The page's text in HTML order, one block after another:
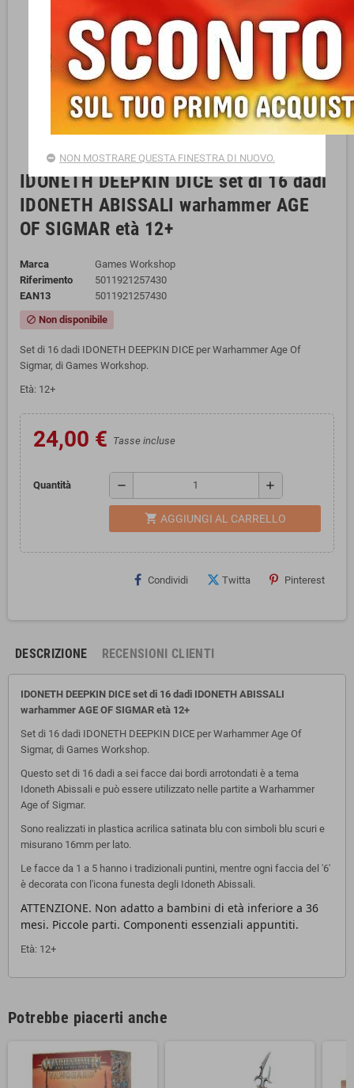
IDONETH DEEPKIN DICE set di 16 dadi
IDONETH ABISSALI warhammer AGE
OF SIGMAR età 12+
Marca
Games Workshop
Riferimento
5011921257430
EAN13
5011921257430
block Non disponibile
Set di 16 dadi IDONETH DEEPKIN DICE per Warhammer Age Of
Sigmar, di Games Workshop.
Età: 12+
24,00 € Tasse incluse
Quantità remove add
shopping_cart AGGIUNGI AL CARRELLO
Condividi Twitta Pinterest
DESCRIZIONE RECENSIONI CLIENTI
IDONETH DEEPKIN DICE set di 16 dadi IDONETH ABISSALI
warhammer AGE OF SIGMAR età 12+
Set di 16 dadi IDONETH DEEPKIN DICE per Warhammer Age Of
Sigmar, di Games Workshop.
Questo set di 16 dadi a sei facce dai bordi arrotondati è a tema
Idoneth Abissali e può essere utilizzato nelle partite a Warhammer
Age of Sigmar.
Sono realizzati in plastica acrilica satinata blu con simboli blu scuri e
misurano 16mm per lato.
Le facce da 1 a 5 hanno i tradizionali puntini, mentre ogni faccia del '6'
è decorata con l'icona funesta degli Idoneth Abissali.
ATTENZIONE. Non adatto a bambini di età inferiore a 36
mesi. Piccole parti. Componenti essenziali appuntiti.
Età: 12+
Potrebbe piacerti anche
NON MOSTRARE QUESTA FINESTRA DI NUOVO.